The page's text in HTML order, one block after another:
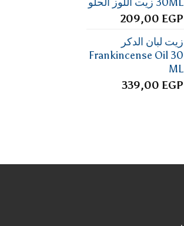
209,00 EGP
زيت لبان الدكر
Frankincense Oil 30
ML
339,00 EGP